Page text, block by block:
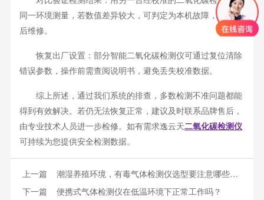
同一环境测量，若数值差异较大，可判定为本机故障，联系售
后维修。
恢复出厂设置：部分智能二氧化碳检测仪可通过复位清除
错误参数，操作前需查阅说明书，避免丢失校准数据。
综上所述，通过我们系统的排查，多数检测不准问题都能
得到有效解决。若仍无法恢复正常，建议及时联系品牌售后，
由专业技术人员进一步检修。如有需求逸云天二氧化碳检测仪
可持续为您提供安全检测数据。
上一篇 潮湿养殖环境，有毒气体检测仪选型要注意哪些防护性能？
下一篇 便携式气体检测仪在低温环境下正常工作吗？